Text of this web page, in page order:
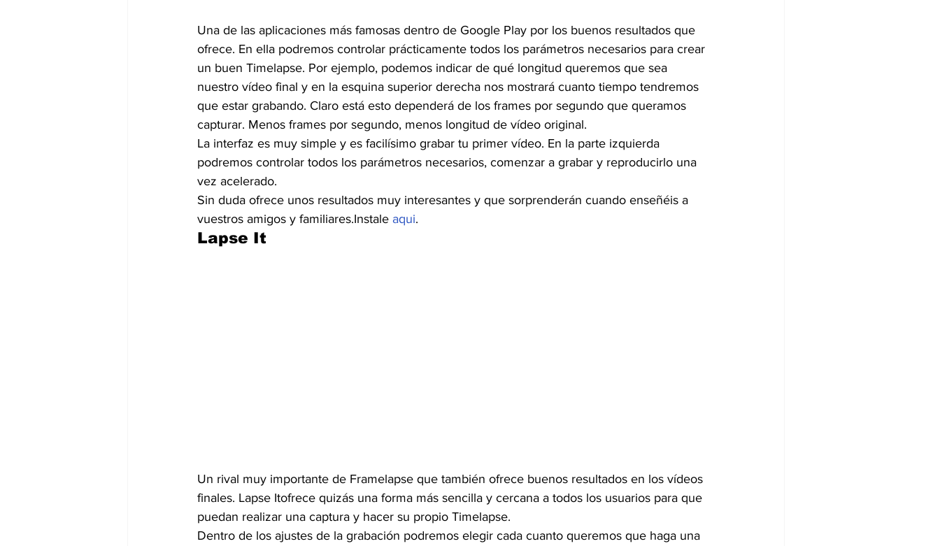
Una de las aplicaciones más famosas dentro de Google Play por los buenos resultados que
ofrece. En ella podremos controlar prácticamente todos los parámetros necesarios para crear
un buen Timelapse. Por ejemplo, podemos indicar de qué longitud queremos que sea
nuestro vídeo final y en la esquina superior derecha nos mostrará cuanto tiempo tendremos
que estar grabando. Claro está esto dependerá de los frames por segundo que queramos
capturar. Menos frames por segundo, menos longitud de vídeo original.
La interfaz es muy simple y es facilísimo grabar tu primer vídeo. En la parte izquierda
podremos controlar todos los parámetros necesarios, comenzar a grabar y reproducirlo una
vez acelerado.
Sin duda ofrece unos resultados muy interesantes y que sorprenderán cuando enseñéis a
vuestros amigos y familiares.Instale aqui.
Lapse It
Un rival muy importante de Framelapse que también ofrece buenos resultados en los vídeos
finales. Lapse Itofrece quizás una forma más sencilla y cercana a todos los usuarios para que
puedan realizar una captura y hacer su propio Timelapse.
Dentro de los ajustes de la grabación podremos elegir cada cuanto queremos que haga una